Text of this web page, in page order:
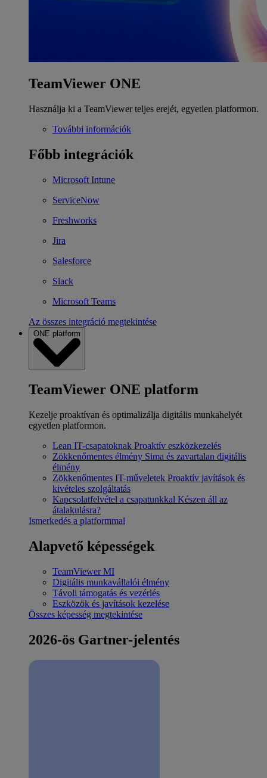
TeamViewer ONE
Használja ki a TeamViewer teljes erejét, egyetlen platformon.
További információk
Főbb integrációk
Microsoft Intune
ServiceNow
Freshworks
Jira
Salesforce
Slack
Microsoft Teams
Az összes integráció megtekintése
ONE platform
TeamViewer ONE platform
Kezelje proaktívan és optimalizálja digitális munkahelyét
egyetlen platformon.
Lean IT-csapatoknak Proaktív eszközkezelés
Zökkenőmentes élmény Sima és zavartalan digitális
élmény
Zökkenőmentes IT-műveletek Proaktív javítások és
kivételes szolgáltatás
Kapcsolatfelvétel a csapatunkkal Készen áll az
átalakulásra?
Ismerkedés a platformmal
Alapvető képességek
TeamViewer MI
Digitális munkavállalói élmény
Távoli támogatás és vezérlés
Eszközök és javítások kezelése
Összes képesség megtekintése
2026-ös Gartner-jelentés